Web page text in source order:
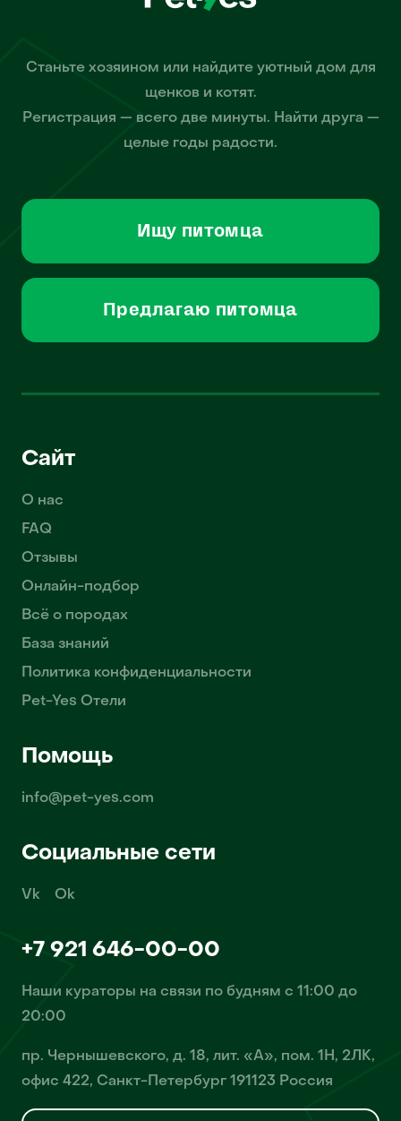
Станьте хозяином или найдите уютный дом для
щенков и котят.
Регистрация — всего две минуты. Найти друга —
целые годы радости.
Ищу питомца
Предлагаю питомца
Сайт
О нас
FAQ
Отзывы
Онлайн-подбор
Всё о породах
База знаний
Политика конфиденциальности
Pet-Yes Отели
Помощь
info@pet-yes.com
Социальные сети
Vk Ok
+7 921 646-00-00
Наши кураторы на связи по будням с 11:00 до
20:00
пр. Чернышевского, д. 18, лит. «А», пом. 1Н, 2ЛК,
офис 422, Санкт-Петербург 191123 Россия